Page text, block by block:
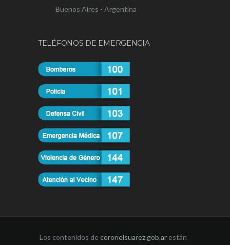
Buenos Aires - Argentina
TELÉFONOS DE EMERGENCIA
Los contenidos decoronelsuarez.gob.ar están